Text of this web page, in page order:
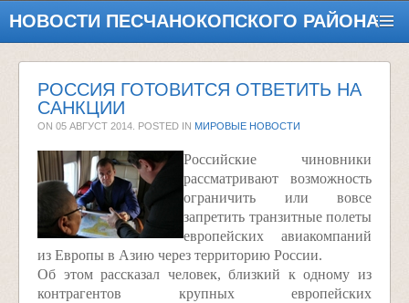
НОВОСТИ ПЕСЧАНОКОПСКОГО РАЙОНА
РОССИЯ ГОТОВИТСЯ ОТВЕТИТЬ НА
САНКЦИИ
ON 05 АВГУСТ 2014 . POSTED IN МИРОВЫЕ НОВОСТИ
Российские чиновники
рассматривают возможность
ограничить или вовсе
запретить транзитные полеты
европейских авиакомпаний
из Европы в Азию через территорию России.
Об этом рассказал человек, близкий к одному из
контрагентов крупных европейских